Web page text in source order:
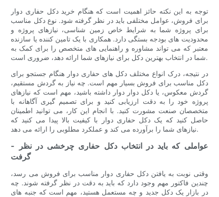
توجه به این نکته حائز اهمیت است که هنگام خرید دکل حفاری دوار
برای فروش، عوامل مختلفی باید در نظر گرفته شود. نوع دکل مناسب
برای پروژه شما به شرایط خاص زمین شناسی، نیازهای پروژه و
محدودیت های بودجه بستگی دارد. همکاری با یک تامین کننده یا سازنده
معتبر که می تواند مشاوره و راهنمایی های متخصص را برای کمک به
شما در انتخاب بهترین دکل برای نیازهای شما ارائه دهد، ضروری است.
در نتیجه، درک انواع مختلف دکل های حفاری دوار هنگام جستجو برای
دکل مناسب برای فروش بسیار مهم است. چه نیاز به گردش مستقیم،
گردش معکوس، یا دکل دوار دوار داشته باشید، مهم است که نیازهای
پروژه خود را به دقت ارزیابی کنید و برای تصمیم گیری آگاهانه با
متخصصان صنعت مشورت کنید. با انجام این کار، می توانید اطمینان
حاصل کنید که یک دکل حفاری دوار با کیفیت بالا پیدا می کنید که
نیازهای شما را برآورده می کند و عملکرد مطلوبی را ارائه می دهد.
- عواملی که باید در انتخاب دکل حفاری چرخشی در نظر
گرفت
وقتی نوبت به یافتن دکل حفاری دوار مناسب برای فروش می رسد،
چندین فاکتور مهم وجود دارد که باید به دقت در نظر گرفته شوند. چه
در بازار یک دکل جدید و چه مستعمل هستید، مهم است که جنبه های